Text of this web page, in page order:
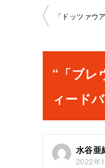
投
ナ
ゲ
ー
“「ブレ
ィード
水谷亜
2022年